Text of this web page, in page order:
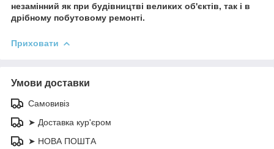
незамінний як при будівництві великих об'єктів, так і в
дрібному побутовому ремонті.
Приховати
Умови доставки
Самовивіз
➤ Доставка кур'єром
➤ НОВА ПОШТА